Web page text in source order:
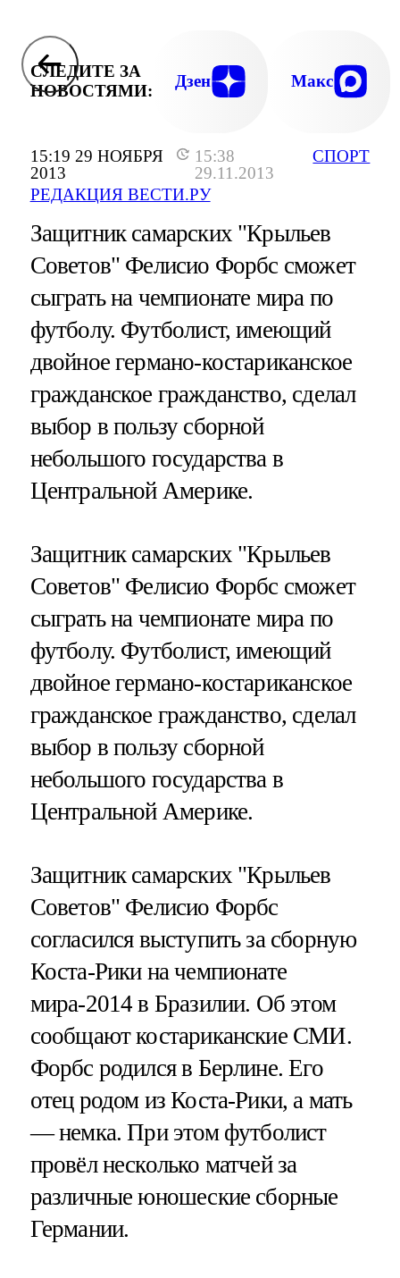
15:19 29 НОЯБРЯ
2013
15:38
29.11.2013
РЕДАКЦИЯ ВЕСТИ.РУ
СПОРТ
СЛЕДИТЕ ЗА
НОВОСТЯМИ:
Дзен Макс
Защитник самарских "Крыльев
Советов" Фелисио Форбс сможет
сыграть на чемпионате мира по
футболу. Футболист, имеющий
двойное германо-костариканское
гражданское гражданство, сделал
выбор в пользу сборной
небольшого государства в
Центральной Америке.
Защитник самарских "Крыльев
Советов" Фелисио Форбс сможет
сыграть на чемпионате мира по
футболу. Футболист, имеющий
двойное германо-костариканское
гражданское гражданство, сделал
выбор в пользу сборной
небольшого государства в
Центральной Америке.
Защитник самарских "Крыльев
Советов" Фелисио Форбс
согласился выступить за сборную
Коста-Рики на чемпионате
мира-2014 в Бразилии. Об этом
сообщают костариканские СМИ.
Форбс родился в Берлине. Его
отец родом из Коста-Рики, а мать
— немка. При этом футболист
провёл несколько матчей за
различные юношеские сборные
Германии.